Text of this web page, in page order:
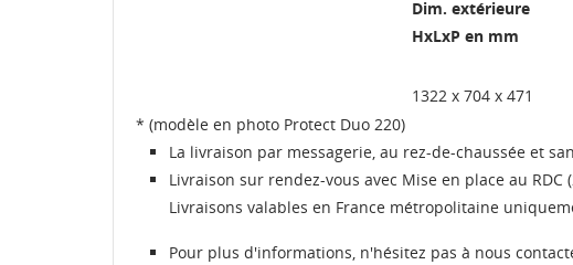
Dim. extérieure
HxLxP en mm
1322 x 704 x 471
* (modèle en photo Protect Duo 220)
La livraison par messagerie, au rez-de-chaussée et
Livraison sur rendez-vous avec Mise en place au
Livraisons valables en France métropolitaine
Pour plus d'informations, n'hésitez pas à nous